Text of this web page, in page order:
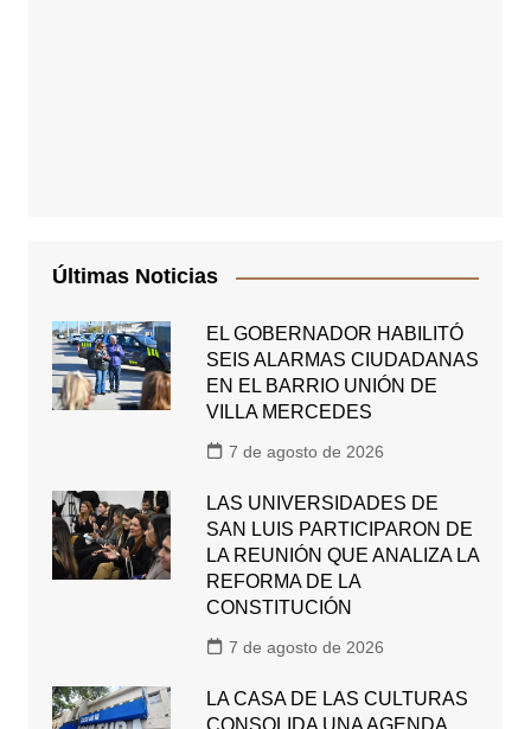
Últimas Noticias
EL GOBERNADOR HABILITÓ
SEIS ALARMAS CIUDADANAS
EN EL BARRIO UNIÓN DE
VILLA MERCEDES
7 de agosto de 2026
LAS UNIVERSIDADES DE
SAN LUIS PARTICIPARON DE
LA REUNIÓN QUE ANALIZA LA
REFORMA DE LA
CONSTITUCIÓN
7 de agosto de 2026
LA CASA DE LAS CULTURAS